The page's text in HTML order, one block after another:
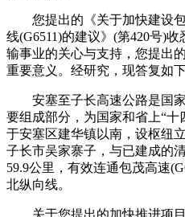
您提出的《关于加快建设
线(G6511)的建议》(第420号)
输事业的关心与支持，您提出
重要意义。经研究，现答复如下
安塞至子长高速公路是国
要组成部分，为国家和省上“
于安塞区建华镇以南，设枢纽
子长市吴家寨子，与已建成的
59.9公里，有效连通包茂高速
北纵向线。